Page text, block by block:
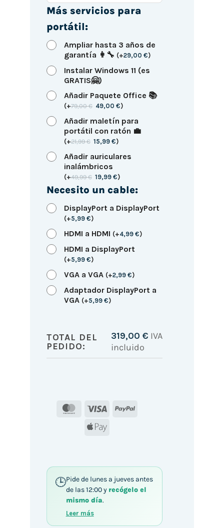
Más servicios para
portátil:
Ampliar hasta 3 años de
garantía 👩‍🔧 (+29,00 €)
Instalar Windows 11 (es
GRATIS🤗)
Añadir Paquete Office 📚
(+79,00€ 49,00€)
Añadir maletín para
portátil con ratón 💼
(+21,99€ 15,99€)
Añadir auriculares
inalámbricos
(+49,99€ 19,99€)
Necesito un cable:
DisplayPort a DisplayPort
(+5,99 €)
HDMI a HDMI (+4,99 €)
HDMI a DisplayPort
(+5,99 €)
VGA a VGA (+2,99 €)
Adaptador DisplayPort a
VGA (+5,99 €)
TOTAL DEL
PEDIDO:
319,00 € IVA
incluido
MasterCard
Visa
PayPal
Apple
Pide de lunes a jueves antes
de las 12:00 y recógelo el
mismo día.
Leer más